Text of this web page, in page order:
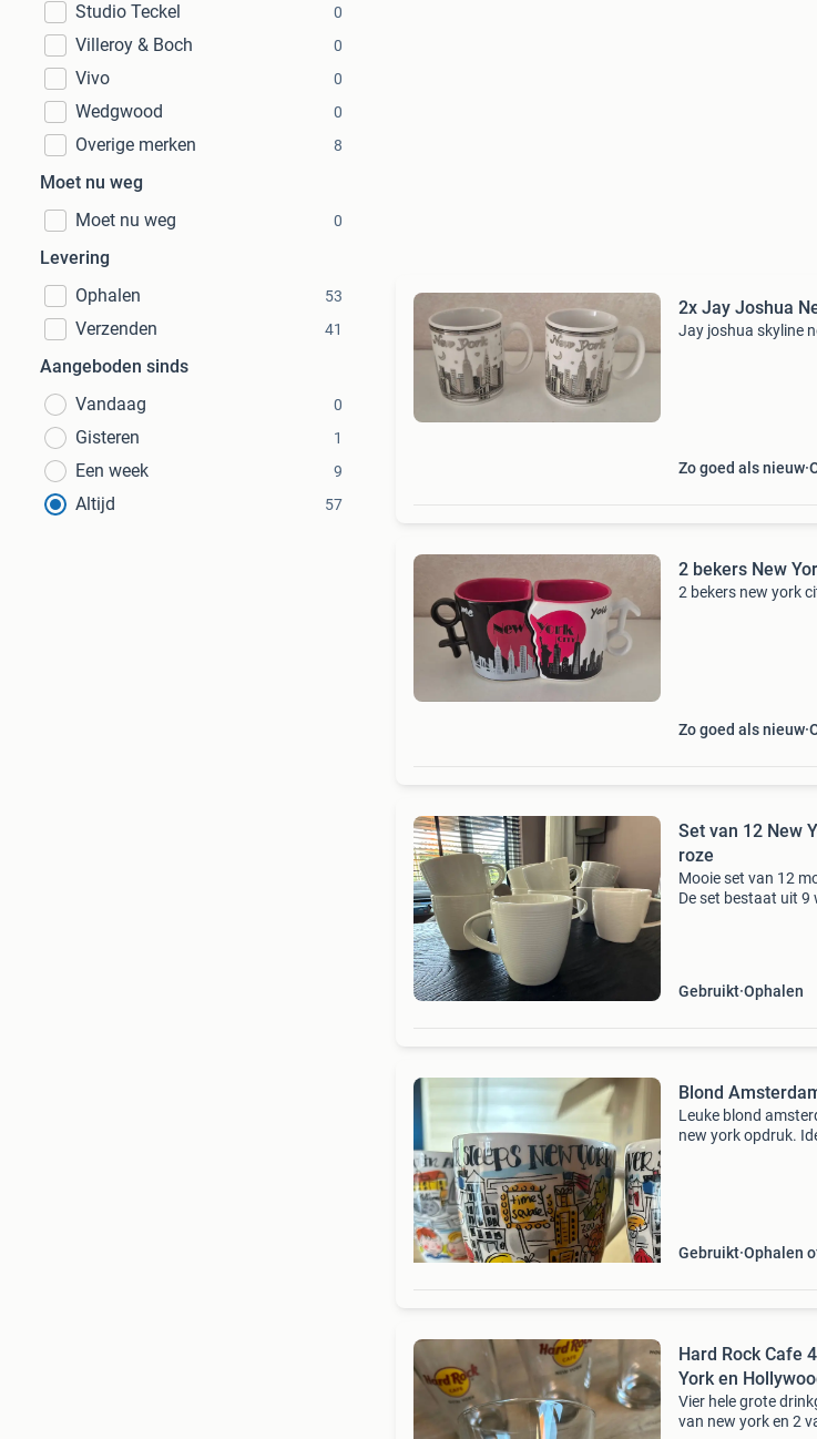
Studio Teckel 0
Villeroy & Boch 0
Vivo 0
Wedgwood 0
Overige merken 8
Moet nu weg
Moet nu weg
0
Levering
Ophalen
53
Verzenden 41
Aangeboden sinds
Vandaag
0
Gisteren 1
Een week 9
Altijd 57
2x Jay Joshua
Jay joshua skyline
Zo goed als nieuw
2 bekers New
2 bekers new york
Zo goed als nieuw
Set van 12 New
roze
Mooie set van 12
De set bestaat uit 9
Gebruikt Ophalen
Blond
Leuke blond
new york opdruk.
Gebruikt Ophalen
Hard Rock Cafe
York en
Vier hele grote
van new york en 2